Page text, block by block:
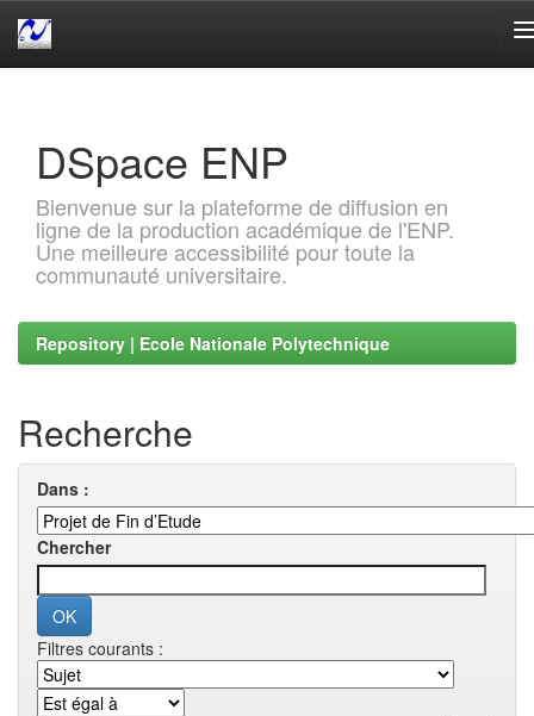
DSpace ENP
Bienvenue sur la plateforme de diffusion en
ligne de la production académique de l'ENP.
Une meilleure accessibilité pour toute la
communauté universitaire.
Repository | Ecole Nationale Polytechnique
Recherche
Dans :
Chercher
Filtres courants :